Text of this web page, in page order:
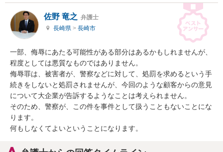
佐野 竜之 弁護士
長崎県 > 長崎市
一部、侮辱にあたる可能性がある部分はあるかもしれませんが、
程度としては悪質なものではありません。
侮辱罪は、被害者が、警察などに対して、処罰を求めるという手
続きをしないと処罰されませんが、今回のような顧客からの意見
について大企業が告訴するようなことは考えられません。
そのため、警察が、この件を事件として扱うこともないことにな
ります。
何もしなくてよいということになります。